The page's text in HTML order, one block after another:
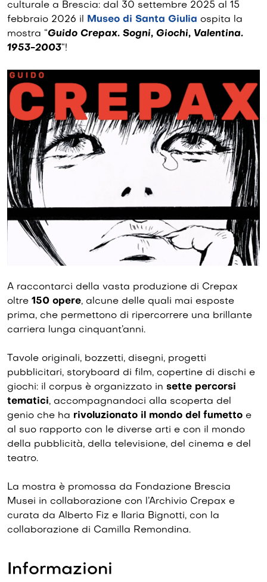
culturale a Brescia: dal 30 settembre 2025 al 15
febbraio 2026 il Museo di Santa Giulia ospita la
mostra “Guido Crepax. Sogni, Giochi, Valentina.
1953-2003“!
A raccontarci della vasta produzione di Crepax
oltre 150 opere, alcune delle quali mai esposte
prima, che permettono di ripercorrere una brillante
carriera lunga cinquant’anni.
Tavole originali, bozzetti, disegni, progetti
pubblicitari, storyboard di film, copertine di dischi e
giochi: il corpus è organizzato in sette percorsi
tematici, accompagnandoci alla scoperta del
genio che ha rivoluzionato il mondo del fumetto e
al suo rapporto con le diverse arti e con il mondo
della pubblicità, della televisione, del cinema e del
teatro.
La mostra è promossa da Fondazione Brescia
Musei in collaborazione con l’Archivio Crepax e
curata da Alberto Fiz e Ilaria Bignotti, con la
collaborazione di Camilla Remondina.
Informazioni